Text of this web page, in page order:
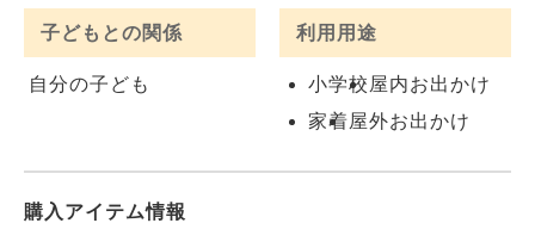
子どもとの関係
自分の子ども
利用用途
小学校 屋内お出かけ
家着屋外お出かけ
購入アイテム情報